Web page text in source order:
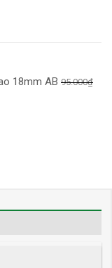
18mm AB 95.000₫